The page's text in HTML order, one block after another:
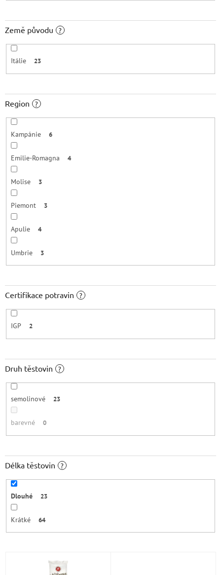
Země původu ?
Itálie 23
Region ?
Kampánie 6
Emilie-Romagna 4
Molise 3
Piemont 3
Apulie 4
Umbrie 3
Certifikace potravin ?
IGP 2
Druh těstovin ?
semolinové 23
barevné 0
Délka těstovin ?
Dlouhé 23
Krátké 64